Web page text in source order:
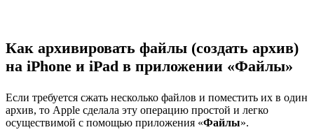
Как архивировать файлы (создать архив)
на iPhone и iPad в приложении «Файлы»
Если требуется сжать несколько файлов и поместить их в один
архив, то Apple сделала эту операцию простой и легко
осуществимой с помощью приложения «Файлы».